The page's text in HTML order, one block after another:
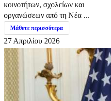
κοινοτήτων, σχολείων και
οργανώσεων από τη Νέα ...
Μάθετε περισσότερα
27 Απριλίου 2026